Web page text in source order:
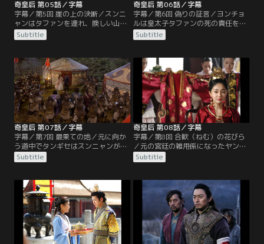
奇皇后 第05話／字幕
字幕／第5回 崖の上の決断／スンニ
ャンはタファンを連れ、険しい山中
を王ワン・ユがいる都へ向かう。ワ
ン・ゴの策略でタファン殺害の濡れ
ジャオを救うため、襲撃したのは元
の兵だと、生きているタファンに証
言してもらわねばならない。元のタ
ンギセ将軍たちはタファンを確実に
殺すため、猟犬を連れて山を捜索す
る。
Subtitle
奇皇后 第06話／字幕
字幕／第6回 偽りの証言／ヨンチョ
ルは皇太子タファンの死の責任を問
い、高麗王ワン・ユを廃位にし、元
に連行して裁くと宣告。そんな中、
の入った棺を宮殿に届けることに成
功し、遺体発見の知らせが入る。集
まったヨンチョルたちの前で、スン
ニャンが突然「皇太子は生きてい
る」と告げると、タファンが起き上
がり…。
Subtitle
奇皇后 第07話／字幕
字幕／第7回 最果ての地／元に向か
う道中でタンギセはスンニャンが女
だと気づき、着飾らせて自分のもと
に連れてこいと命じる。タンギセは
て、元に着いたら自分の側室にする
と迫る。事情を知ったワン・ユ
は…。一方、チュルクの残党討伐を
命じられたペガンは西の辺境に着く
が、軍営はひどい有様だった。
Subtitle
奇皇后 第08話／字幕
字幕／第8回 合歓（ねむ）の花びら
／元の宮廷の雑用係になったヤン。
もう男のふりをしたスンニャンでは
ない。ヤンはまもなく立后の大礼が
計画する。大礼の前日、ヨンチョル
は娘タナシルリに早期の懐妊が大事
だと教える。一方、西の辺境の戦場
に到着したワン・ユは、高麗出身の
兵士がひどい扱いを受けているのを
知る。
Subtitle